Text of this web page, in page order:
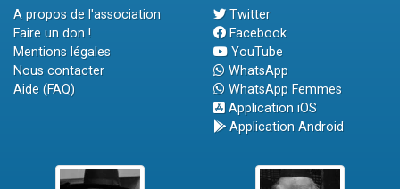
A propos de l'association
Faire un don !
Mentions légales
Nous contacter
Aide (FAQ)
Twitter
Facebook
YouTube
WhatsApp
WhatsApp Femmes
Application iOS
Application Android